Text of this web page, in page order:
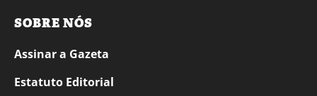
SOBRE NÓS
Assinar a Gazeta
Estatuto Editorial